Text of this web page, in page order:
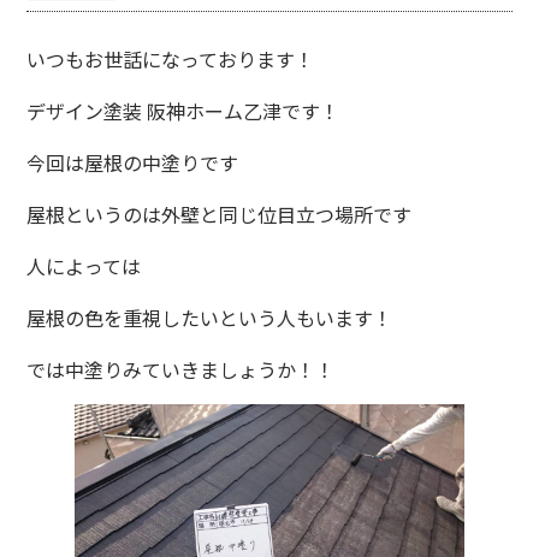
いつもお世話になっております！
デザイン塗装 阪神ホーム乙津です！
今回は屋根の中塗りです
屋根というのは外壁と同じ位目立つ場所です
人によっては
屋根の色を重視したいという人もいます！
では中塗りみていきましょうか！！